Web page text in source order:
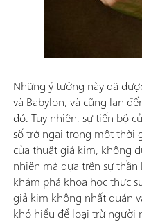
Những ý tưởng này đã
và Babylon, và cũng lan
đó. Tuy nhiên, sự tiến bộ
số trở ngại trong một thời
của thuật giả kim, không
nhiên mà dựa trên sự
khám phá khoa học thực
giả kim không nhất quán
khó hiểu để loại trừ người